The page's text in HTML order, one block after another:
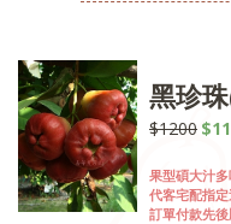
黑珍
$1200
果型碩大汁
代客宅配指
訂單付款先後